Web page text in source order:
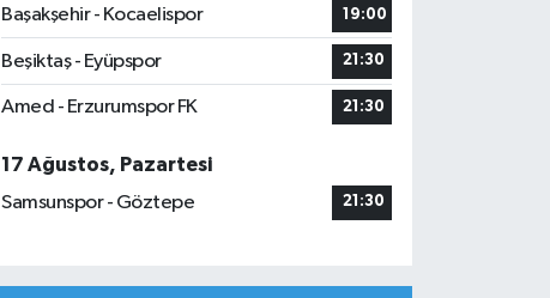
Başakşehir - Kocaelispor
19:00
Beşiktaş - Eyüpspor 21:30
Amed - Erzurumspor FK 21:30
17 Ağustos, Pazartesi
Samsunspor - Göztepe
21:30